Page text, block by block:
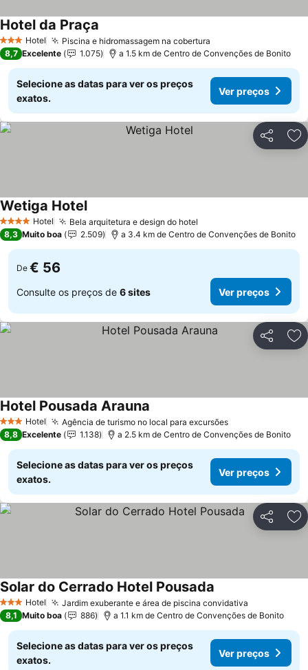
3 EstrelasHotel Piscina e hidromassagem na cobertura
Hotel da Praça
8,7 Excelente 1.075 a 1.5 km de Centro de Convenções de Bonito
Selecione as datas para ver os preços
exatos.
Ver preços
Partilhar
4 EstrelasHotel Bela arquitetura e design do hotel
Wetiga HotelVer preços
8,3 Muito boa 2.509 a 3.4 km de Centro de Convenções de Bonito
De € 56
Consulte os preços de 6 sites Ver preços
Partilhar
3 EstrelasHotel Agência de turismo no local para excursõesVer preços
Hotel Pousada Arauna
8,8 Excelente 1.138 a 2.5 km de Centro de Convenções de Bonito
Selecione as datas para ver os preços
exatos.
Ver preços
Partilhar
3 EstrelasHotel Jardim exuberante e área de piscina convidativa
Solar do Cerrado Hotel Pousada
8,1 Muito boa 886 a 1.1 km de Centro de Convenções de Bonito
Selecione as datas para ver os preços
exatos.
Ver preços